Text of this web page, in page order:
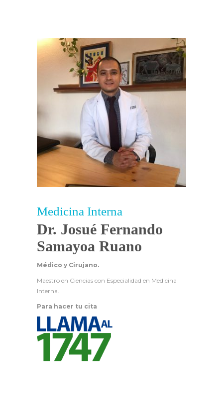
Medicina Interna
Dr. Josué Fernando
Samayoa Ruano
Médico y Cirujano.
Maestro en Ciencias con Especialidad en Medicina
Interna.
Para hacer tu cita